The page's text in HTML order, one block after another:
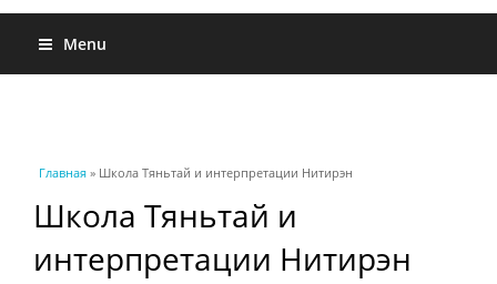
Menu
Вы здесь
Главная » Школа Тяньтай и интерпретации Нитирэн
Школа Тяньтай и
интерпретации Нитирэн